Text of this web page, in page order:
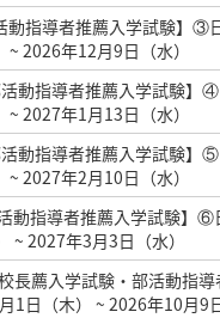
動指導者推薦入学試験】③
~ 2026年12月9日（水）
活動指導者推薦入学試験】
~ 2027年1月13日（水）
活動指導者推薦入学試験】
~ 2027年2月10日（水）
動指導者推薦入学試験】
~ 2027年3月3日（水）
長薦入学試験・部活動指
1日（木） ~ 2026年10月9